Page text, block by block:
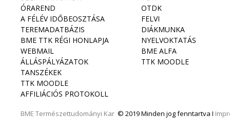
ÓRAREND
A FÉLÉV IDŐBEOSZTÁSA
TEREMADATBÁZIS
BME TTK RÉGI HONLAPJA
WEBMAIL
ÁLLÁSPÁLYÁZATOK
TANSZÉKEK
TTK MOODLE
AFFILIÁCIÓS PROTOKOLL
BME Természettudományi Kar © 2019 Minden jog fenntartva I
OTDK
FELVI
DIÁKMUNKA
NYELVOKTATÁS
BME ALFA
TTK MOODLE